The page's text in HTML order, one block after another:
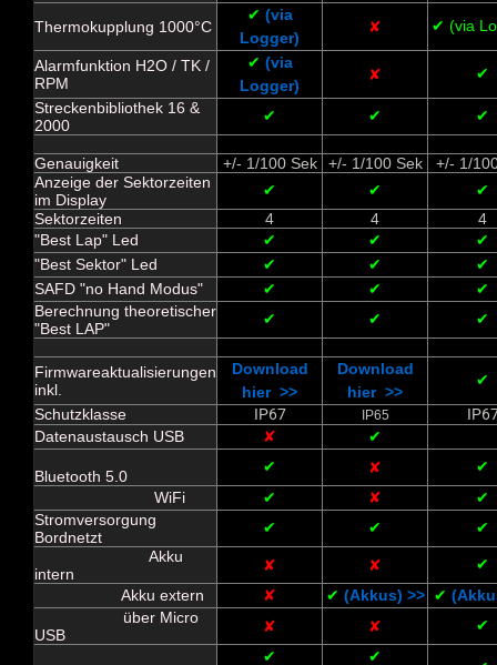
Thermokupplung 1000°C
✔ (via
Logger)
✘ ✔ (via
Alarmfunktion H2O / TK /
RPM
✔ (via
Logger)
✘
✔
Streckenbibliothek 16 &
2000
✔ ✔ ✔
Genauigkeit +/- 1/100 Sek +/- 1/100 Sek
+/- 1/
Anzeige der Sektorzeiten
im Display
✔ ✔
✔
Sektorzeiten
4 4
4
"Best Lap" Led
✔ ✔
✔
"Best Sektor" Led
✔ ✔
✔
SAFD "no Hand Modus"
✔ ✔
✔
Berechnung theoretischer
"Best LAP"
✔ ✔ ✔
Firmwareaktualisierungen
inkl.
Download
hier >>
Download
hier >>
✔
Schutzklasse
IP67 IP65
Datenaustausch USB
✘ ✔
Bluetooth 5.0
✔ ✘
✔
WiFi
✔ ✘
✔
Stromversorgung
Bordnetzt
✔ ✔
✔
Akku
intern
✘ ✘
✔
Akku extern
✘ ✔ (Akkus) >> ✔
über Micro
USB
✘ ✘ ✔
✔
✔